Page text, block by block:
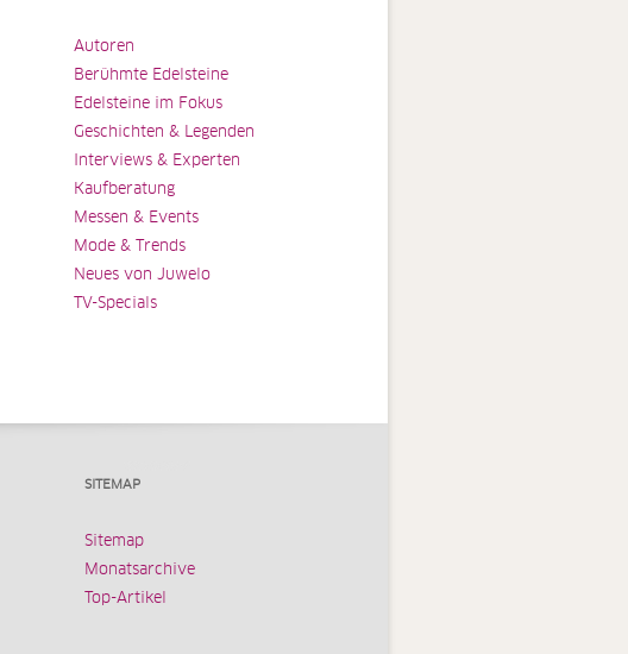
Autoren
Berühmte Edelsteine
Edelsteine im Fokus
Geschichten & Legenden
Interviews & Experten
Kaufberatung
Messen & Events
Mode & Trends
Neues von Juwelo
TV-Specials
SITEMAP
Sitemap
Monatsarchive
Top-Artikel